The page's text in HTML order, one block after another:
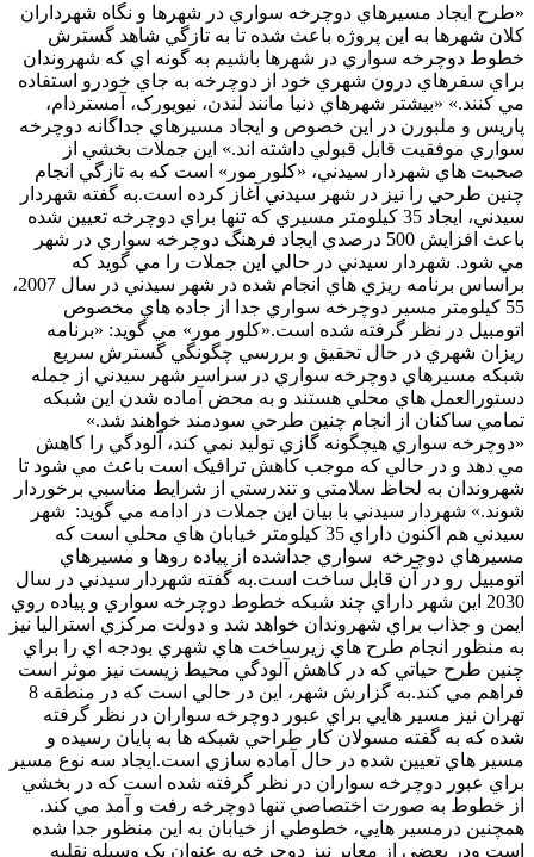
«طرح ايجاد مسيرهاي دوچرخه سواري در شهرها و نگاه شهرداران
کلان شهرها به اين پروژه باعث شده تا به تازگي شاهد گسترش
خطوط دوچرخه سواري در شهرها باشيم به گونه اي که شهروندان
براي سفرهاي درون شهري خود از دوچرخه به جاي خودرو استفاده
مي کنند.» «بيشتر شهرهاي دنيا مانند لندن، نيويورک، آمستردام،
پاريس و ملبورن در اين خصوص و ايجاد مسيرهاي جداگانه دوچرخه
سواري موفقيت قابل قبولي داشته اند.» اين جملات بخشي از
صحبت هاي شهردار سيدني، «کلور مور» است که به تازگي انجام
چنين طرحي را نيز در شهر سيدني آغاز کرده است.به گفته شهردار
سيدني، ايجاد 35 کيلومتر مسيري که تنها براي دوچرخه تعيين شده
باعث افزايش 500 درصدي ايجاد فرهنگ دوچرخه سواري در شهر
مي شود. شهردار سيدني در حالي اين جملات را مي گويد که
براساس برنامه ريزي هاي انجام شده در شهر سيدني در سال 2007،
55 کيلومتر مسير دوچرخه سواري جدا از جاده هاي مخصوص
اتومبيل در نظر گرفته شده است.«کلور مور» مي گويد: «برنامه
ريزان شهري در حال تحقيق و بررسي چگونگي گسترش سريع
شبکه مسيرهاي دوچرخه سواري در سراسر شهر سيدني از جمله
دستورالعمل هاي محلي هستند و به محض آماده شدن اين شبکه
تمامي ساکنان از انجام چنين طرحي سودمند خواهند شد.»
«دوچرخه سواري هيچگونه گازي توليد نمي کند، آلودگي را کاهش
مي دهد و در حالي که موجب کاهش ترافيک است باعث مي شود تا
شهروندان به لحاظ سلامتي و تندرستي از شرايط مناسبي برخوردار
شوند.» شهردار سيدني با بيان اين جملات در ادامه مي گويد: شهر
سيدني هم اکنون داراي 35 کيلومتر خيابان هاي محلي است که
مسيرهاي دوچرخه سواري جداشده از پياده روها و مسيرهاي
اتومبيل رو در آن قابل ساخت است.به گفته شهردار سيدني در سال
2030 اين شهر داراي چند شبکه خطوط دوچرخه سواري و پياده روي
ايمن و جذاب براي شهروندان خواهد شد و دولت مرکزي استراليا نيز
به منظور انجام طرح هاي زيرساخت هاي شهري بودجه اي را براي
چنين طرح حياتي که در کاهش آلودگي محيط زيست نيز موثر است
فراهم مي کند.به گزارش شهر، اين در حالي است که در منطقه 8
تهران نيز مسير هايي براي عبور دوچرخه سواران در نظر گرفته
شده که به گفته مسولان کار طراحي شبکه ها به پايان رسيده و
مسير هاي تعيين شده در حال آماده سازي است.ايجاد سه نوع مسير
براي عبور دوچرخه سواران در نظر گرفته شده است که در بخشي
از خطوط به صورت اختصاصي تنها دوچرخه رفت و آمد مي کند.
همچنين درمسير هايي، خطوطي از خيابان به اين منظور جدا شده
است ودر بعضي از معابر نيز دوچرخه به عنوان يک وسيله نقليه